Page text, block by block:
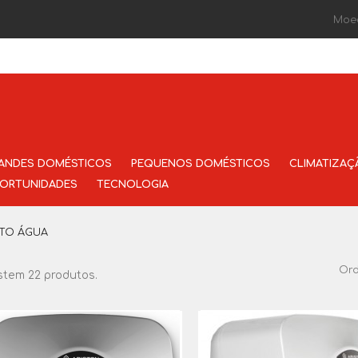
DOMÉSTICOS PEQUENOS DOMÉSTICOS
TECNOLOGIA
ÁGUA
22 produtos.